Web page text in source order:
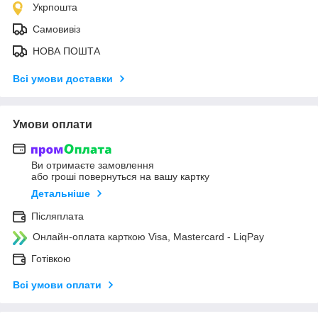
Укрпошта
Самовивіз
НОВА ПОШТА
Всі умови доставки
Умови оплати
Ви отримаєте замовлення
або гроші повернуться на вашу картку
Детальніше
Післяплата
Онлайн-оплата карткою Visa, Mastercard - LiqPay
Готівкою
Всі умови оплати